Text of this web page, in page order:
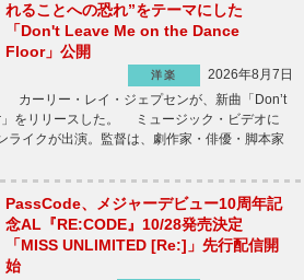
れることへの恐れ”をテーマにした
「Don't Leave Me on the Dance
Floor」公開
洋楽
2026年8月7日
カーリー・レイ・ジェプセンが、新曲「Don’t
をリリースした。 ミュージック・ビデオに
ライクが出演。監督は、劇作家・俳優・脚本家
PassCode、メジャーデビュー10周年記
念AL『RE:CODE』10/28発売決定
「MISS UNLIMITED [Re:]」先行配信開
始